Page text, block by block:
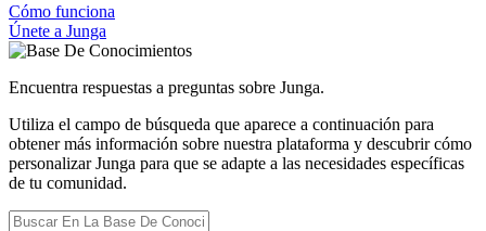
Cómo funciona
Únete a Junga
Encuentra respuestas a preguntas sobre Junga.
Utiliza el campo de búsqueda que aparece a continuación para
obtener más información sobre nuestra plataforma y descubrir cómo
personalizar Junga para que se adapte a las necesidades específicas
de tu comunidad.